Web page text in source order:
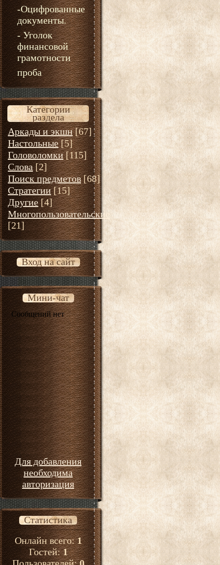
-Оцифрованные
документы.
- Уголок
финансовой
грамотности
проба
Категории
раздела
Аркады и экшн [67]
Настольные [5]
Головоломки [115]
Слова [2]
Поиск предметов [68]
Стратегии [15]
Другие [4]
Многопользовательские
[21]
Вход на сайт
Мини-чат
Для добавления
необходима
авторизация
Статистика
Онлайн всего:1
Гостей:1